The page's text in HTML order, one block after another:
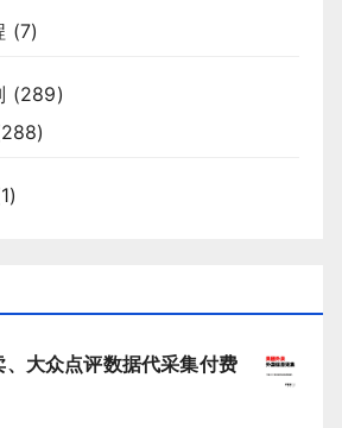
(7)
(289)
大众点评数据代采集付费